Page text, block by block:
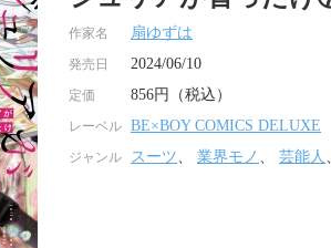
作家名 扇ゆずは
発売日 2024/06/10
定価 856円（税込）
レーベル BE×BOY COMICS DELUXE
ジャンル スーツ、 業界モノ 、 芸能人